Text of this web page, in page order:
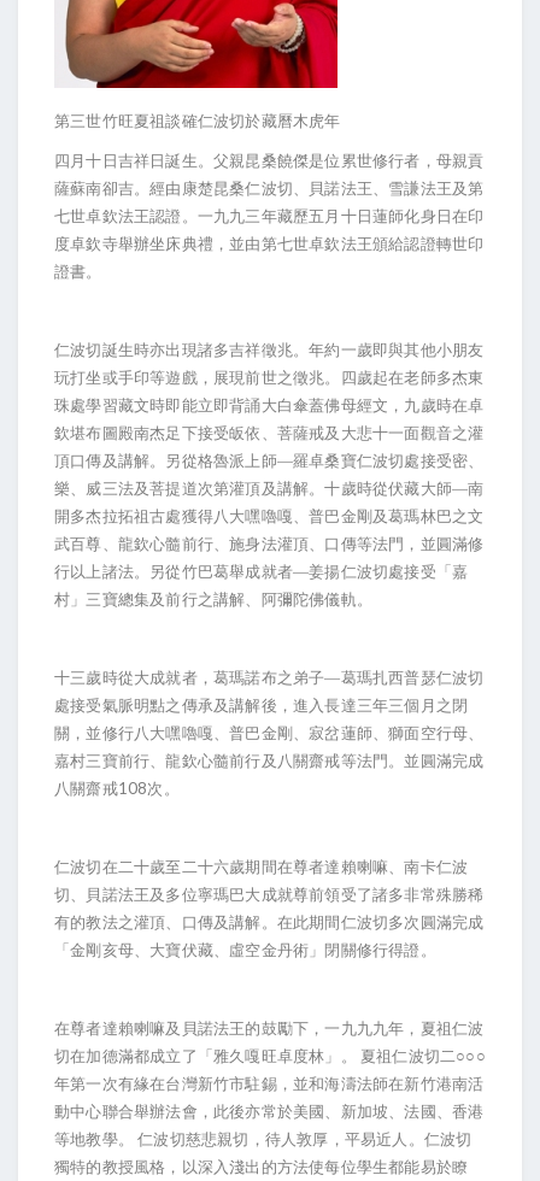
第三世竹旺夏祖談確仁波切於藏曆木虎年
四月十日吉祥日誕生。父親昆桑饒傑是位累世修行者，母親貢
薩蘇南卻吉。經由康楚昆桑仁波切、貝諾法王、雪謙法王及第
七世卓欽法王認證。一九九三年藏歷五月十日蓮師化身日在印
度卓欽寺舉辦坐床典禮，並由第七世卓欽法王頒給認證轉世印
證書。
仁波切誕生時亦出現諸多吉祥徵兆。年約一歲即與其他小朋友
玩打坐或手印等遊戲，展現前世之徵兆。四歲起在老師多杰東
珠處學習藏文時即能立即背誦大白傘蓋佛母經文，九歲時在卓
欽堪布圖殿南杰足下接受皈依、菩薩戒及大悲十一面觀音之灌
頂口傳及講解。另從格魯派上師—羅卓桑寶仁波切處接受密、
樂、威三法及菩提道次第灌頂及講解。十歲時從伏藏大師—南
開多杰拉拓祖古處獲得八大嘿嚕嘎、普巴金剛及葛瑪林巴之文
武百尊、龍欽心髓前行、施身法灌頂、口傳等法門，並圓滿修
行以上諸法。另從竹巴葛舉成就者—姜揚仁波切處接受「嘉
村」三寶總集及前行之講解、阿彌陀佛儀軌。
十三歲時從大成就者，葛瑪諾布之弟子—葛瑪扎西普瑟仁波切
處接受氣脈明點之傳承及講解後，進入長達三年三個月之閉
關，並修行八大嘿嚕嘎、普巴金剛、寂岔蓮師、獅面空行母、
嘉村三寶前行、龍欽心髓前行及八關齋戒等法門。並圓滿完成
八關齋戒108次。
仁波切在二十歲至二十六歲期間在尊者達賴喇嘛、南卡仁波
切、貝諾法王及多位寧瑪巴大成就尊前領受了諸多非常殊勝稀
有的教法之灌頂、口傳及講解。在此期間仁波切多次圓滿完成
「金剛亥母、大寶伏藏、 虛空金丹術」閉關修行得證 。
在尊者達賴喇嘛及貝諾法王的鼓勵下，一九九九年，夏祖仁波
切在加德滿都成立了「雅久嘎旺卓度林」。
夏祖仁波切二○○○
年第一次有緣在台灣新竹市駐錫，並和海濤法師在新竹港南活
動中心聯合舉辦法會，此後亦常於美國、新加坡、法國、香港
等地教學。
仁波切慈悲親切，待人敦厚，平易近人。仁波切
獨特的教授風格，以深入淺出的方法使每位學生都能易於瞭